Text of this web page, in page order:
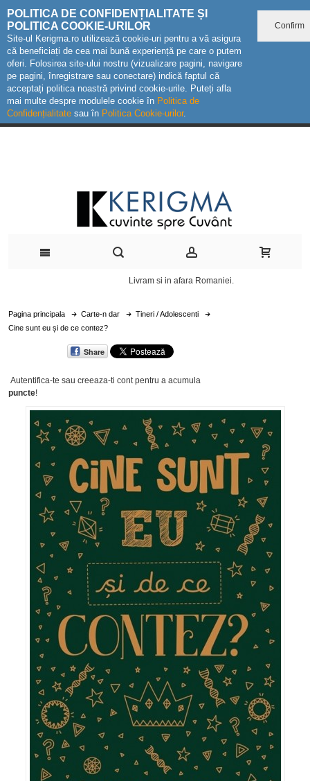
POLITICA DE CONFIDENȚIALITATE ȘI
POLITICA COOKIE-URILOR
Site-ul Kerigma.ro utilizează cookie-uri pentru a vă asigura
că beneficiați de cea mai bună experiență pe care o putem
oferi. Folosirea site-ului nostru (vizualizare pagini, navigare
pe pagini, înregistrare sau conectare) indică faptul că
acceptați politica noastră privind cookie-urile. Puteți afla
mai multe despre modulele cookie în Politica de
Confidențialitate sau în Politica Cookie-urilor.
Confirm
Livram si in afara Romaniei.
Pagina principala Carte-n dar
Tineri / Adolescenti
Cine sunt eu și de ce contez?
Share
Autentifica-te sau creeaza-ti contpentru a acumula
puncte!